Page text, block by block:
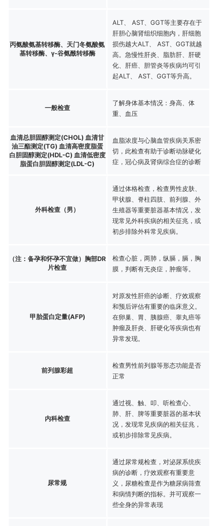
丙氨酸氨基转移酶、天门冬氨酸氨
基转移酶、γ-谷氨酰转移酶
ALT、 AST、GGT等主要存在于
肝胆心脑肾组织细胞内，肝细胞
损伤越大ALT、 AST、GGT就越
高。急慢性肝炎、脂肪肝、肝硬
化、肝癌、胆管炎等疾病均可引
起ALT、 AST、GGT等升高。
一般检查
了解身体基本情况：身高、体
重、血压
血清总胆固醇测定(CHOL) 血清甘
油三酯测定(TG) 血清高密度脂蛋
白胆固醇测定(HDL-C) 血清低密度
脂蛋白胆固醇测定(LDL-C)
血脂浓度与心脑血管疾病关系密
切，此检查有助于诊断动脉硬化
症，冠心病及肾病综合症的诊断
外科检查（男）
通过体格检查，检查男性皮肤、
甲状腺、脊柱四肢、前列腺、外
生殖器等重要脏器基本情况，发
现常见外科疾病的相关征兆，或
初步排除外科常见疾病。
（注：备孕和怀孕不宜做）胸部DR
片检查
检查心脏，两肺，纵膈，膈，胸
膜，判断有无炎症，肿瘤等。
甲胎蛋白定量(AFP)
对原发性肝癌的诊断、疗效观察
和预后评估有重要的临床意义。
在卵巢、胃、胰腺癌、睾丸癌等
肿瘤及肝炎、肝硬化等疾病也有
异常发现。
前列腺彩超
检查男性前列腺等形态功能是否
正常
内科检查
通过视、触、叩、听检查心、
肺、肝、脾等重要脏器的基本状
况，发现常见疾病的相关征兆，
或初步排除常见疾病。
尿常规
通过尿常规检查，对泌尿系统疾
病的诊断，疗效观察有重要意
义，尿糖检查是作为糖尿病筛查
和病情判断的指标。并可观察一
些全身的异常表现